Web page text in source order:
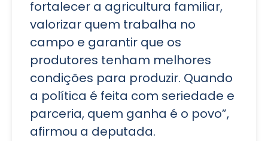
fortalecer a agricultura familiar,
valorizar quem trabalha no
campo e garantir que os
produtores tenham melhores
condições para produzir. Quando
a política é feita com seriedade e
parceria, quem ganha é o povo”,
afirmou a deputada.